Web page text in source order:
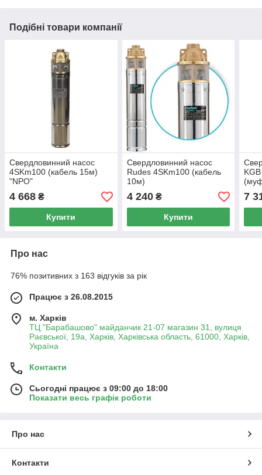
Подібні товари компанії
Свердловинний насос
4SKm100 (кабель 15м)
"NPO"
4 668 ₴
Купити
Свердловинний насос
Rudes 4SKm100 (кабель
10м)
4 240₴
Купити
7
Про нас
76% позитивних з 163 відгуків за рік
Працює з 26.08.2015
м. Харків
ТЦ "Барабашово" майданчик 21-07 магазин 31, вулиця
Раєвської, 19а, Харків, Харківська область, 61000, Харків,
Україна
Контакти
Сьогодні працює з 09:00 до 18:00
Показати весь графік роботи
Про нас
Контакти